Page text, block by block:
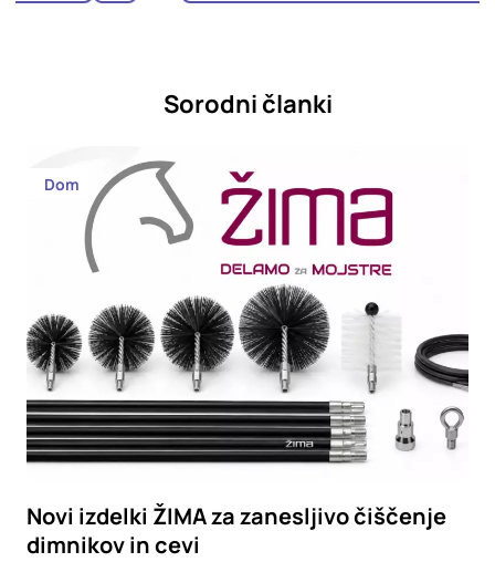
Sorodni članki
Dom
Novi izdelki ŽIMA za zanesljivo čiščenje
dimnikov in cevi